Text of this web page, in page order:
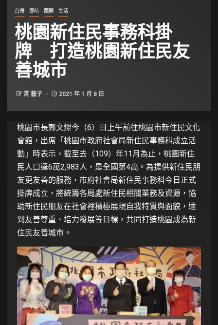
台灣 即時 國際 生活
桃園新住民事務科掛
牌 打造桃園新住民友
善城市
青 藝子 2021 年 1 月 8 日
桃園市長鄭文燦今（6）日上午前往桃園市新住民文化
會館，出席「桃園市政府社會局新住民事務科成立活
動」時表示，截至去（109）年11月為止，桃園新住
民人口達6萬2,983人，是全國第4高。為提供新住民朋
友更友善的服務，市府社會局新住民事務科今日正式
掛牌成立，將統籌各局處新住民相關業務及資源，協
助新住民朋友在社會裡積極展現自我特質與面貌，達
到友善尊重、培力發展等目標，共同打造桃園成為新
住民友善城市。